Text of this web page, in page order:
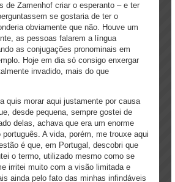
de Zamenhof criar o esperanto – e ter
se gostaria de ter o
obviamente que não. Houve um
as pessoas falarem a língua
as conjugações pronominais em
Hoje em dia só consigo enxergar
invadido, mais do que
quis morar aqui justamente por causa
desde pequena, sempre gostei de
delas, achava que era um enorme
A vida, porém, me trouxe aqui
é que, em Portugal, descobri que
o termo, utilizado mesmo como se
irritei muito com a visão limitada e
ainda pelo fato das minhas infindáveis